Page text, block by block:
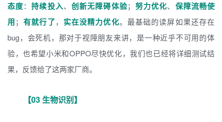
态度：持续投入、 创新无障碍体验； 努力优化、 保障流畅使
用； 有就行了， 实在没精力优化。最基础的读屏如果还存在
bug，会死机，那对于视障朋友来讲，是一种近乎不可用的体
验，也希望小米和OPPO尽快优化，我们也已经将详细测试结
果，反馈给了这两家厂商。
【03 生物识别】